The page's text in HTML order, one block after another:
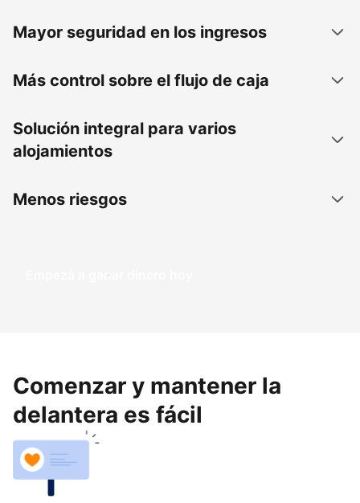
Mayor seguridad en los ingresos
Más control sobre el flujo de caja
Solución integral para varios
alojamientos
Menos riesgos
Empezá a ganar dinero hoy
Comenzar y mantener la
delantera es fácil